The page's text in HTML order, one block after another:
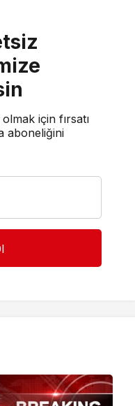
için fırsatı
aboneliğini